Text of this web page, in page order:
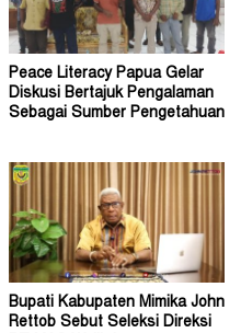
Peace Literacy Papua Gelar
Diskusi Bertajuk Pengalaman
Sebagai Sumber Pengetahuan
Bupati Kabupaten Mimika John
Rettob Sebut Seleksi Direksi